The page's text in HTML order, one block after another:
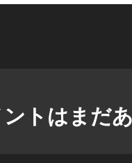
トはまだ